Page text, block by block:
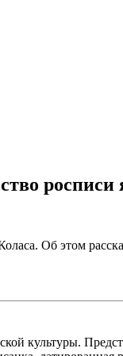
росписи
Об этом
культуры.